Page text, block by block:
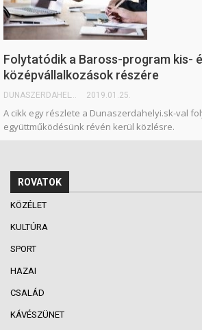
Folytatódik a Baross-program kis-
középvállalkozások részére
DUNASZERDAHELYI.SK 2019.01.25.
A cikk egy részlete a Dunaszerdahelyi.sk-val
együttműködésünk révén kerül közlésre.
ROVATOK
KÖZÉLET
KULTÚRA
SPORT
HAZAI
CSALÁD
KÁVÉSZÜNET